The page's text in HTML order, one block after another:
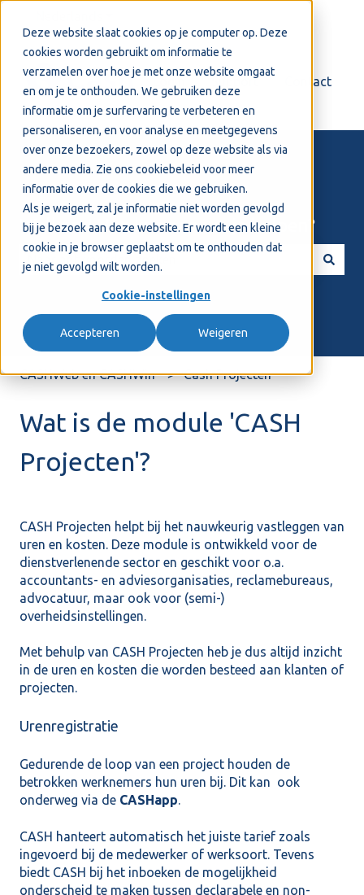
Deze website slaat cookies op je computer op. Deze
cookies worden gebruikt om informatie te
verzamelen over hoe je met onze website omgaat
en om je te onthouden. We gebruiken deze
informatie om je surfervaring te verbeteren en
personaliseren, en voor analyse en meetgegevens
over onze bezoekers, zowel op deze website als via
andere media. Zie ons cookiebeleid voor meer
informatie over de cookies die we gebruiken.
Als je weigert, zal je informatie niet worden gevolgd
bij je bezoek aan deze website. Er wordt een kleine
cookie in je browser geplaatst om te onthouden dat
je niet gevolgd wilt worden.
Cookie-instellingen
Accepteren Weigeren
Support Contact
Welkom! Hoe kunnen we je helpen?
CASHWeb en CASHWin Cash Projecten
Wat is de module 'CASH
Projecten'?
CASH Projecten helpt bij het nauwkeurig vastleggen van
uren en kosten. Deze module is ontwikkeld voor de
dienstverlenende sector en geschikt voor o.a.
accountants- en adviesorganisaties, reclamebureaus,
advocatuur, maar ook voor (semi-)
overheidsinstellingen.
Met behulp van CASH Projecten heb je dus altijd inzicht
in de uren en kosten die worden besteed aan klanten of
projecten.
Urenregistratie
Gedurende de loop van een project houden de
betrokken werknemers hun uren bij. Dit kan ook
onderweg via de CASHapp.
CASH hanteert automatisch het juiste tarief zoals
ingevoerd bij de medewerker of werksoort. Tevens
biedt CASH bij het inboeken de mogelijkheid
onderscheid te maken tussen declarabele en non-